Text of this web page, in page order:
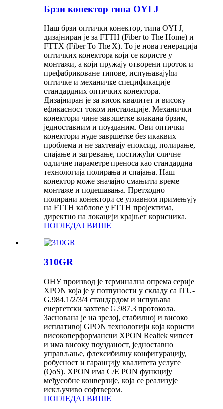
Брзи конектор типа OYI J
Наш брзи оптички конектор, типа OYI J,
дизајниран је за FTTH (Fiber to The Home) и
FTTX (Fiber To The X). То је нова генерација
оптичких конектора који се користе у
монтажи, а који пружају отворени проток и
префабриковане типове, испуњавајући
оптичке и механичке спецификације
стандардних оптичких конектора.
Дизајниран је за висок квалитет и високу
ефикасност током инсталације. Механички
конектори чине завршетке влакана брзим,
једноставним и поузданим. Ови оптички
конектори нуде завршетке без икаквих
проблема и не захтевају епоксид, полирање,
спајање и загревање, постижући сличне
одличне параметре преноса као стандардна
технологија полирања и спајања. Наш
конектор може значајно смањити време
монтаже и подешавања. Претходно
полирани конектори се углавном примењују
на FTTH каблове у FTTH пројектима,
директно на локацији крајњег корисника.
ПОГЛЕДАЈ ВИШЕ
310GR
ОНУ производ је терминална опрема серије
XPON која је у потпуности у складу са ITU-
G.984.1/2/3/4 стандардом и испуњава
енергетски захтеве G.987.3 протокола.
Заснована је на зрелој, стабилној и високо
исплативој GPON технологији која користи
високоперформансни XPON Realtek чипсет
и има високу поузданост, једноставно
управљање, флексибилну конфигурацију,
робусност и гаранцију квалитета услуге
(QoS). XPON има G/E PON функцију
међусобне конверзије, која се реализује
искључиво софтвером.
ПОГЛЕДАЈ ВИШЕ